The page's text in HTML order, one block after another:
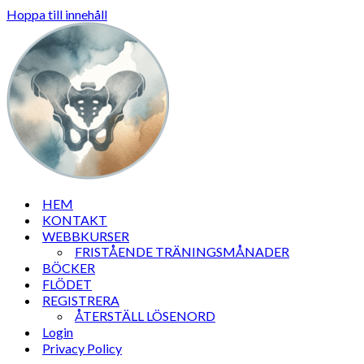
Hoppa till innehåll
HEM
KONTAKT
WEBBKURSER
FRISTÅENDE TRÄNINGSMÅNADER
BÖCKER
FLÖDET
REGISTRERA
ÅTERSTÄLL LÖSENORD
Login
Privacy Policy